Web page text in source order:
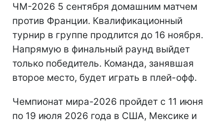
ЧМ-2026 5 сентября домашним матчем
против Франции. Квалификационный
турнир в группе продлится до 16 ноября.
Напрямую в финальный раунд выйдет
только победитель. Команда, занявшая
второе место, будет играть в плей-офф.
Чемпионат мира-2026 пройдет с 11 июня
по 19 июля 2026 года в США, Мексике и